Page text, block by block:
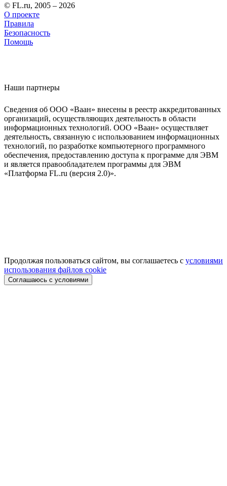
© FL.ru, 2005 – 2026
О проекте
Правила
Безопасность
Помощь
Наши партнеры
Сведения об ООО «Ваан» внесены в реестр аккредитованных
организаций, осуществляющих деятельность в области
информационных технологий. ООО «Ваан» осуществляет
деятельность, связанную с использованием информационных
технологий, по разработке компьютерного программного
обеспечения, предоставлению доступа к программе для ЭВМ
и является правообладателем программы для ЭВМ
«Платформа FL.ru (версия 2.0)».
Продолжая пользоваться сайтом, вы соглашаетесь с условиями
использования файлов cookie
Соглашаюсь с условиями